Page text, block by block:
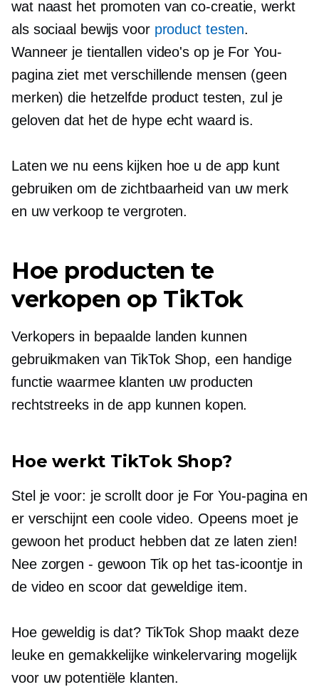
wat naast het promoten vanco-creatie, werkt
als sociaal bewijs voor product testen.
Wanneer je tientallen video's op je For You-
pagina ziet met verschillende mensen (geen
merken) die hetzelfde product testen, zul je
geloven dat het de hype echt waard is.
Laten we nu eens kijken hoe u de app kunt
gebruiken om de zichtbaarheid van uw merk
en uw verkoop te vergroten.
Hoe producten te
verkopen op TikTok
Verkopers in bepaalde landen kunnen
gebruikmaken van TikTok Shop, een handige
functie waarmee klanten uw producten
rechtstreeks in de app kunnen kopen.
Hoe werkt TikTok Shop?
Stel je voor: je scrollt door je For You-pagina en
er verschijnt een coole video. Opeens moet je
gewoon het product hebben dat ze laten zien!
Nee zorgen - gewoon Tik op het tas-icoontje in
de video en scoor dat geweldige item.
Hoe geweldig is dat? TikTok Shop maakt deze
leuke en gemakkelijke winkelervaring mogelijk
voor uw potentiële klanten.